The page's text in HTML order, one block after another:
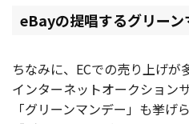
eBayの提唱するグリーン
ちなみに、ECでの売り上げ
インターネットオークション
「グリーンマンデー」も挙げ